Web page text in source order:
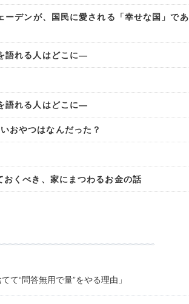
デンが、国民に愛される「幸せな国」であ
語れる人はどこに―
語れる人はどこに―
おやつはなんだった？
くべき、家にまつわるお金の話
“問答無用で量”をやる理由」